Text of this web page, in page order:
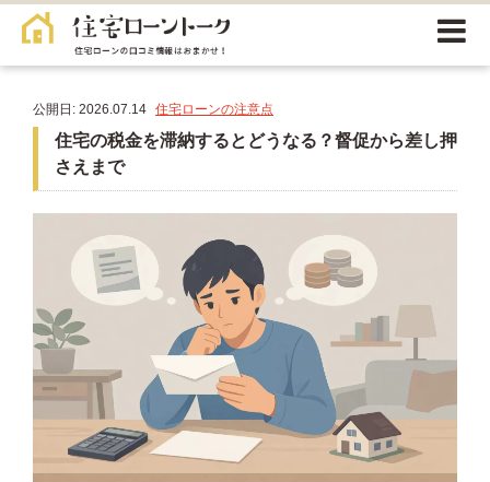
公開日: 2026.07.14 住宅ローンの注意点
住宅の税金を滞納するとどうなる？督促から差し押
さえまで